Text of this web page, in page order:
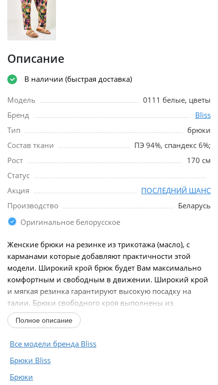
Описание
В наличии (быстрая доставка)
Модель
0111 белые, цветы
Бренд
Bliss
Тип
брюки
Состав ткани
ПЭ 94%, спандекс 6%;
Рост
170 см
Статус
Акция
ПОСЛЕДНИЙ ШАНС
Производство
Беларусь
Оригинальное белорусское
Женские брюки на резинке из трикотажа (масло), с
карманами которые добавляют практичности этой
модели. Широкий крой брюк будет Вам максимально
комфортным и свободным в движении. Широкий крой
и мягкая резинка гарантируют высокую посадку на
талии. Брюки свободного кроя выполнены из
струящегося...
Полное описание
Все модели бренда Bliss
Брюки Bliss
Брюки